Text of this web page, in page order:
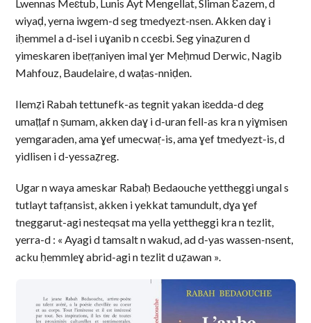
Lwennas Meɛtub, Lunis Ayt Mengellat, Sliman Ɛazem, d
wiyaḍ, yerna iwgem-d seg tmedyezt-nsen. Akken daɣ i
iḥemmel a d-isel i uɣanib n cceɛbi. Seg yinaẓuren d
yimeskaren ibeṛṛaniyen imal ɣer Meḥmud Derwic, Nagib
Mahfouz, Baudelaire, d waṭas-nniḍen.
Ilemẓi Rabah tettunefk-as tegnit yakan iɛedda-d deg
umaṭṭaf n ṣumam, akken daɣ i d-uran fell-as kra n yiɣmisen
yemgaraden, ama ɣef umecwaṛ-is, ama ɣef tmedyezt-is, d
yidlisen i d-yessaẓreg.
Ugar n waya ameskar Rabaḥ Bedaouche yettheggi ungal s
tutlayt tafṛansist, akken i yekkat tamundult, dɣa ɣef
tneggarut-agi nesteqsat ma yella yettheggi kra n tezlit,
yerra-d : « Ayagi d tamsalt n wakud, ad d-yas wassen-nsent,
acku ḥemmleɣ abrid-agi n tezlit d uẓawan ».